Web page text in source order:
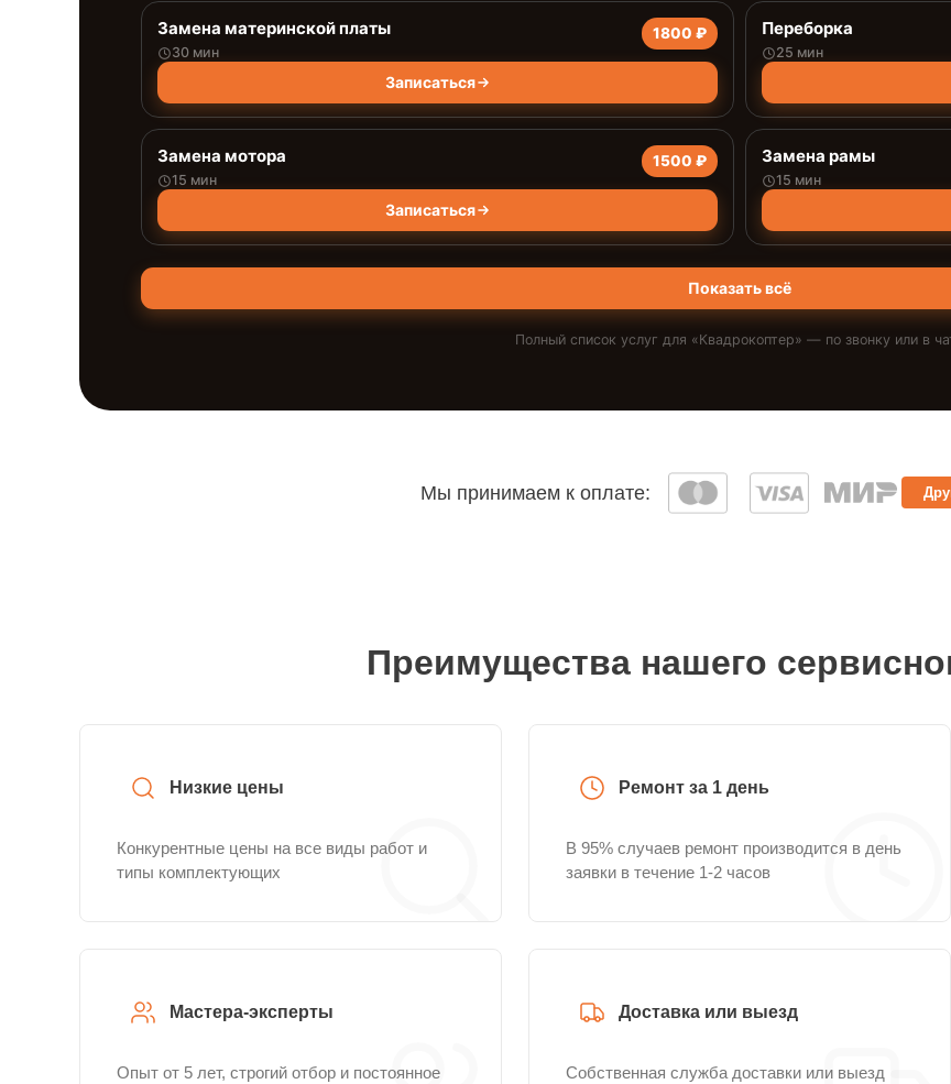
Замена материнской платы
30 мин
1800 ₽
Записаться
Переборка
25 мин
Замена мотора
15 мин
1500 ₽
Записаться
Замена рамы
15 мин
Показать всё
Полный список услуг для «Квадрокоптер» — по звонку или в
Мы принимаем к оплате:
Преимущества нашего
Низкие цены
Конкурентные цены на все виды работ и
типы комплектующих
Ремонт за 1 день
В 95% случаев ремонт производится в день
заявки в течение 1-2 часов
Мастера-эксперты
Опыт от 5 лет, строгий отбор и постоянное
Доставка или выезд
Собственная служба доставки или выезд